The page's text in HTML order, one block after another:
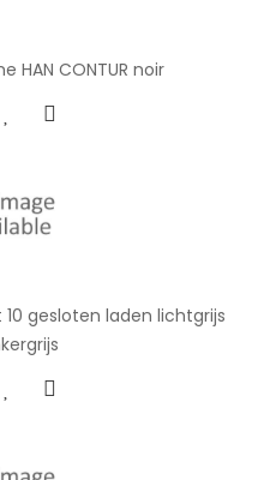
HAN CONTUR noir
gesloten laden lichtgrijs